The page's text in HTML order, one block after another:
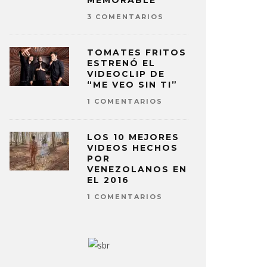
3 COMENTARIOS
TOMATES FRITOS
ESTRENÓ EL
VIDEOCLIP DE
“ME VEO SIN TI”
1 COMENTARIOS
LOS 10 MEJORES
VIDEOS HECHOS
POR
VENEZOLANOS EN
EL 2016
1 COMENTARIOS